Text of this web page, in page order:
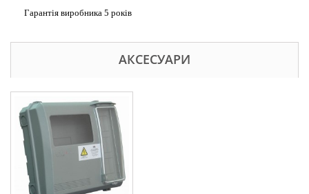
Гарантія виробника 5 років
АКСЕСУАРИ